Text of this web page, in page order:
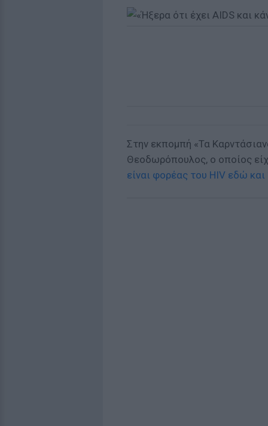
Στην εκπομπή «Τα
Θεοδωρόπουλος, ο οποίος
είναι φορέας του HIV εδώ και